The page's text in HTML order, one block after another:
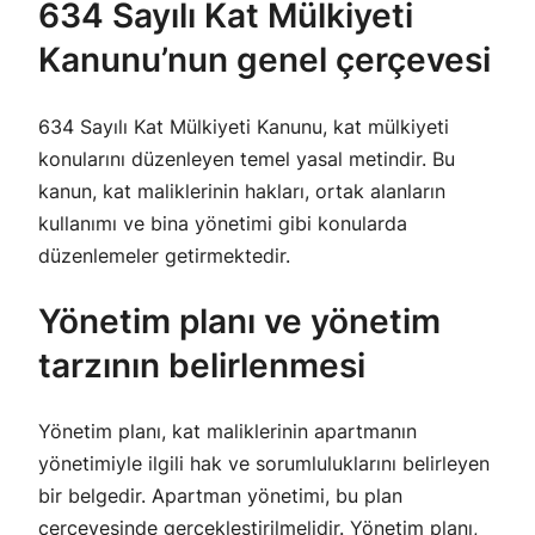
634 Sayılı Kat Mülkiyeti
Kanunu’nun genel çerçevesi
634 Sayılı Kat Mülkiyeti Kanunu, kat mülkiyeti
konularını düzenleyen temel yasal metindir. Bu
kanun, kat maliklerinin hakları, ortak alanların
kullanımı ve bina yönetimi gibi konularda
düzenlemeler getirmektedir.
Yönetim planı ve yönetim
tarzının belirlenmesi
Yönetim planı, kat maliklerinin apartmanın
yönetimiyle ilgili hak ve sorumluluklarını belirleyen
bir belgedir. Apartman yönetimi, bu plan
çerçevesinde gerçekleştirilmelidir. Yönetim planı,